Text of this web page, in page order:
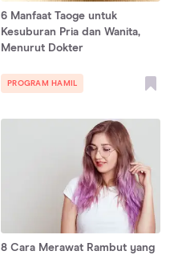
6 Manfaat Taoge untuk
Kesuburan Pria dan Wanita,
Menurut Dokter
PROGRAM HAMIL
8 Cara Merawat Rambut yang